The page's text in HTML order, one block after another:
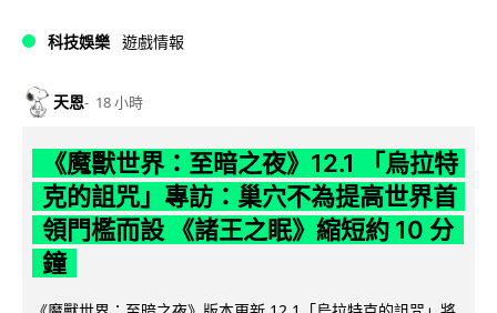
科技娛樂 遊戲情報
天恩 18 小時
《魔獸世界：至暗之夜》12.1 「烏拉特
克的詛咒」專訪：巢穴不為提高世界首
領門檻而設 《諸王之眠》縮短約 10 分
鐘